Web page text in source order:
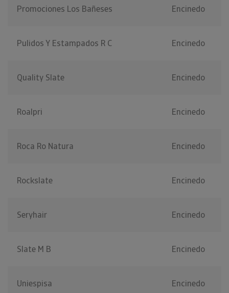
Promociones Los Bañeses Encinedo
Pulidos Y Estampados R C Encinedo
Quality Slate Encinedo
Roalpri Encinedo
Roca Ro Natura Encinedo
Rockslate Encinedo
Seryhair Encinedo
Slate M B Encinedo
Uniespisa Encinedo